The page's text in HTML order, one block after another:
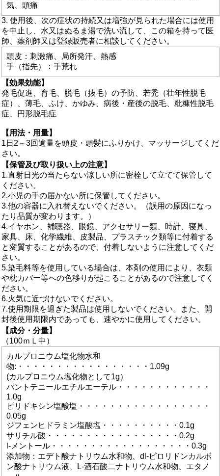
気、頭痛
3. 使用後、次の症状の持続又は増強が見られた場合には使用
を中止し、水又はぬるま湯で洗い流して、この箱を持って医
師、薬剤師又は登録販売者に相談してください。
頭皮：刺激痛、局所発汗、熱感
手（指先）：手荒れ
【効果効能】
発毛促進、育毛、脱毛（抜毛）の予防、若禿（壮年性脱毛
症）、薄毛、ふけ、かゆみ、病後・産後の脱毛、粃糠性脱毛
症、円形脱毛症
【用法・用量】
1日2～3回適量を頭皮・頭髪にふりかけ、マッサージしてくだ
さい。
【保管及び取り扱い上の注意】
1.直射日光の当たらない涼しい所に密栓して立てて保管して
ください。
2.小児の手の届かない所に保管してください。
3.他の容器に入れ替えないでください。（誤用の原因になっ
たり品質が変わります。）
4.イヤホン、補聴器、眼鏡、アクセサリー類、時計、寝具、
家具、床、化学繊維、皮製品、プラスチック類等に付着する
と変質することがあるので、付着しないように注意してくだ
さい。
5.染毛料等を使用している場合は、本剤の使用により、衣類
や枕カバー等への色移りが起こることがあるので注意してく
ださい。
6.火気に近づけないでください。
7.使用期限を過ぎた製品は使用しないでください。また、開
封後使用期限内であっても、速やかに使用してください。
【成分・分量】
（100ｍＬ中）
カルプロニウム塩化物水和
物:・・・・・・・・・・・・・・・・・1.09g
(カルプロニウム塩化物として1g）
パントテニールエチルエーテル・・・・・・・・・・・・
1.0g
ピリドキシン塩酸塩・・・・・・・・・・・・・・・・・
0.05g
ジフェンヒドラミン塩酸塩・・・・・・・・・・0.1g
サリチル酸・・・・・・・・・・・・・・・・・0.2g
l-メントール・・・・・・・・・・・・・・・・・・0.3g
添加物：エデト酸ナトリウム水和物、dl-ピロリドンカルボ
ン酸ナトリウム液、L-酒石酸二ナトリウム水和物、エタノ